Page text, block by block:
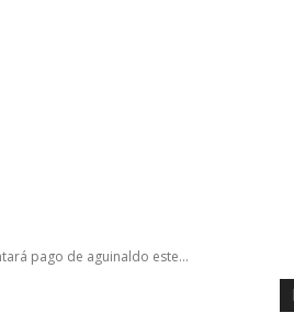
pago de aguinaldo este...